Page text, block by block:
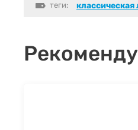
теги: классическая